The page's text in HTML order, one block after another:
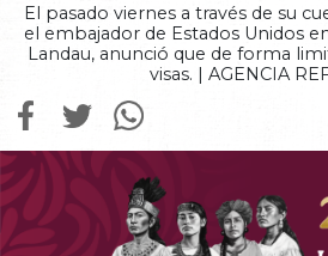
El pasado viernes a través de su
el embajador de Estados Unidos
Landau, anunció que de forma
visas. | AGENCIA